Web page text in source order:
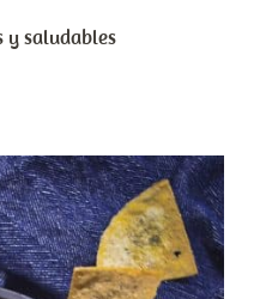
y saludables